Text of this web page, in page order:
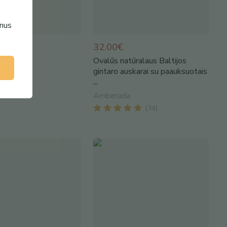
32.00€
Ovalūs natūralaus Baltijos
gintaro auskarai su paauksuotais
...
Amberada
( 34